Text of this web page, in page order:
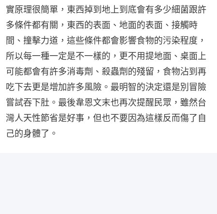
實原理很簡單，東西掉到地上到底會有多少細菌跟許
多條件都有關，東西的表面、地面的表面、接觸時
間、撞擊力道，這些條件都會影響食物的污染程度，
所以每一種一定是不一樣的，更不用提地面、桌面上
可能都會有許多消毒劑、殺蟲劑的殘留，食物沾到再
吃下去更是增加許多風險。最明智的決定還是別冒險
嘗試吞下肚。最後韋恩文末也再次提醒民眾，雖然台
灣人天性節省是好事，但也不要因為這樣反而傷了自
己的身體了。